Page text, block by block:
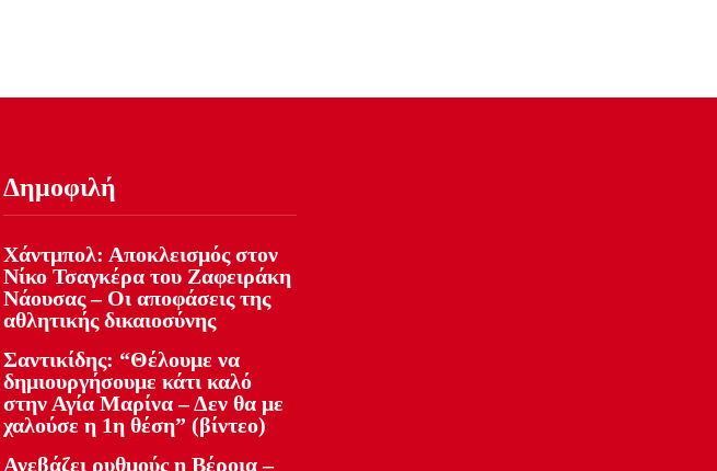
Δημοφιλή
Χάντμπολ: Αποκλεισμός στον
Νίκο Τσαγκέρα του Ζαφειράκη
Νάουσας – Οι αποφάσεις της
αθλητικής δικαιοσύνης
Σαντικίδης: “Θέλουμε να
δημιουργήσουμε κάτι καλό
στην Αγία Μαρίνα – Δεν θα με
χαλούσε η 1η θέση” (βίντεο)
Ανεβάζει ρυθμούς η Βέροια –